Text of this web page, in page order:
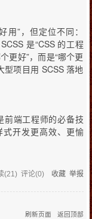
用”，但定位不同：
是“CSS 的工程
更好”，而是“哪个更
项目用 SCSS 落地
前端工程师的必备技
开发更高效、更愉
(21) 评论(0) 收藏 举报
刷新页面 返回顶部